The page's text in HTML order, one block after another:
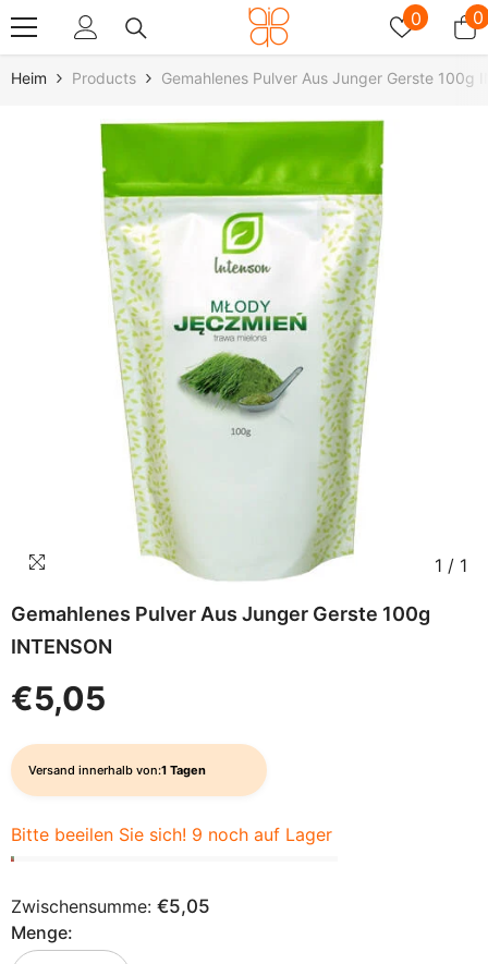
0 00
Heim Products Gemahlenes Pulver Aus Junger Gerste 100g
1 / 1
Gemahlenes Pulver Aus Junger Gerste 100g
INTENSON
€5,05
Versand innerhalb von:1 Tagen
Bitte beeilen Sie sich! 9 noch auf Lager
Zwischensumme: €5,05
Menge: